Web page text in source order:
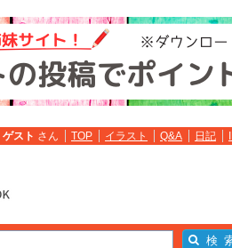
ゲスト さん TOP イラスト Q&A 日記